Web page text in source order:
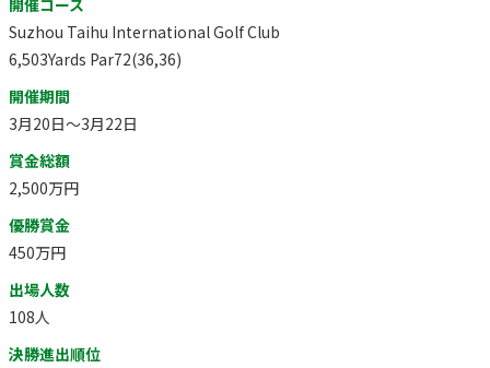
Suzhou Taihu International Golf Club
6,503Yards Par72(36,36)
開催期間
3月20日～3月22日
賞金総額
2,500万円
優勝賞金
450万円
出場人数
108人
決勝進出順位